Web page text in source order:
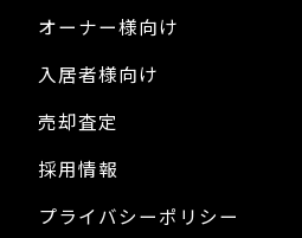
オーナー様向け
入居者様向け
売却査定
採用情報
プライバシーポリシー